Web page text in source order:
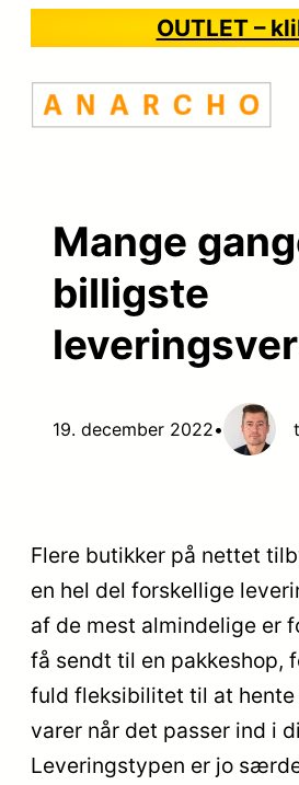
indhold
OUTLET –
Mange
billigste
19. december 2022•
Flere butikker på nettet
en hel del forskellige
af de mest almindelige er
få sendt til en pakkeshop,
fuld fleksibilitet til at
varer når det passer ind i
Leveringstypen er jo